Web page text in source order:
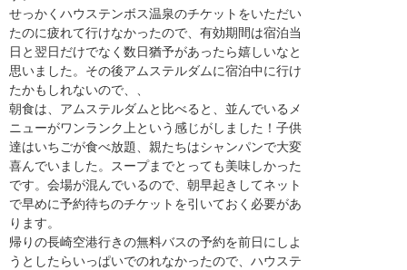
せっかくハウステンボス温泉のチケットをいただい
たのに疲れて行けなかったので、有効期間は宿泊当
日と翌日だけでなく数日猶予があったら嬉しいなと
思いました。その後アムステルダムに宿泊中に行け
たかもしれないので、、
朝食は、アムステルダムと比べると、並んでいるメ
ニューがワンランク上という感じがしました！子供
達はいちごが食べ放題、親たちはシャンパンで大変
喜んでいました。スープまでとっても美味しかった
です。会場が混んでいるので、朝早起きしてネット
で早めに予約待ちのチケットを引いておく必要があ
ります。
帰りの長崎空港行きの無料バスの予約を前日にしよ
うとしたらいっぱいでのれなかったので、ハウステ